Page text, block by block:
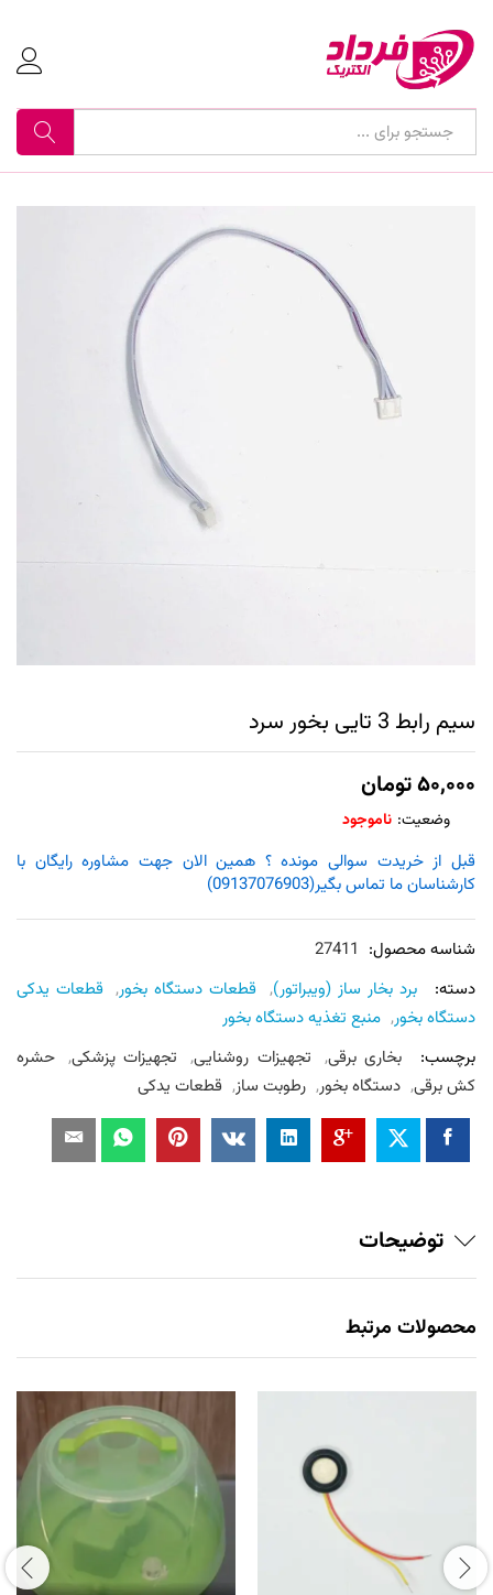
جستجو
سیم رابط 3 تایی بخور سرد
۵۰,۰۰۰تومان
وضعیت: ناموجود
قبل از خریدت سوالی مونده ؟ همین الان جهت مشاوره رایگان با
کارشناسان ما تماس بگیر(09137076903)
شناسه محصول: 27411
دسته:
برد بخار ساز (ویبراتور), قطعات دستگاه بخور, قطعات یدکی
دستگاه بخور, منبع تغذیه دستگاه بخور
برچسب:
بخاری برقی, تجهیزات روشنایی, تجهیزات پزشکی, حشره
کش برقی, دستگاه بخور, رطوبت ساز, قطعات یدکی
توضیحات
محصولات مرتبط